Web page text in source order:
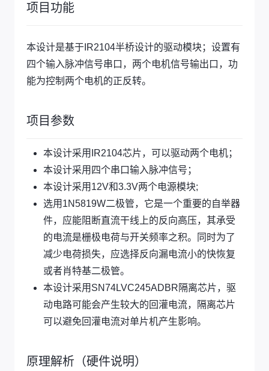
项目功能
本设计是基于IR2104半桥设计的驱动模块；设置有
四个输入脉冲信号串口，两个电机信号输出口，功
能为控制两个电机的正反转。
项目参数
本设计采用IR2104芯片，可以驱动两个电机；
本设计采用四个串口输入脉冲信号；
本设计采用12V和3.3V两个电源模块;
选用1N5819W二极管，它是一个重要的自举器
件，应能阻断直流干线上的反向高压，其承受
的电流是栅极电荷与开关频率之积。同时为了
减少电荷损失，应选择反向漏电流小的快恢复
或者肖特基二极管。
本设计采用SN74LVC245ADBR隔离芯片，驱
动电路可能会产生较大的回灌电流，隔离芯片
可以避免回灌电流对单片机产生影响。
原理解析（硬件说明）